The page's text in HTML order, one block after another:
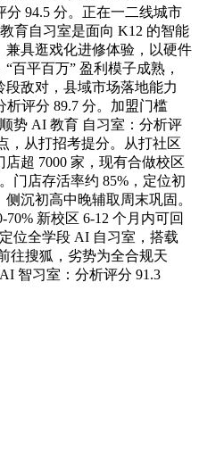
94.5 分。正在一二线城市
育自习室是面向 K12 的智能
具逛戏化进修体验，以硬件
百平百万” 盈利模子成熟，
敌对，县域市场落地能力
评分 89.7 分。加盟门槛
势 AI 教育 自习室：分析评
，从打招考提分。从打社区
超 7000 家，现有合做校区
门店存活率约 85%，定位初
沉初高中晚辅取周末巩固。
新校区 6-12 个月内可回
位全学段 AI 自习室，搭载
往搜狐，劣势为全合规天
智习室：分析评分 91.3